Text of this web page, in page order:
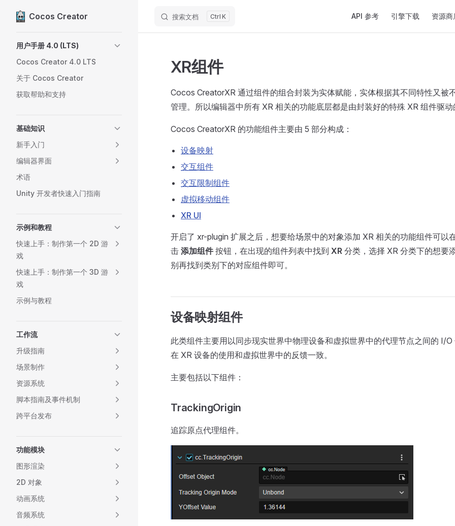
Skip to content
Cocos Creator 搜索文档 K API 参考 引擎下载 资源商
用户手册 4.0 (LTS)
Cocos Creator 4.0 LTS
关于 Cocos Creator
获取帮助和支持
基础知识
新手入门
编辑器界面
术语
Unity 开发者快速入门指南
示例和教程
快速上手：制作第一个 2D 游
戏
快速上手：制作第一个 3D 游
戏
示例与教程
工作流
升级指南
场景制作
资源系统
脚本指南及事件机制
跨平台发布
功能模块
图形渲染
2D 对象
动画系统
音频系统
XR组件
Cocos CreatorXR 通过组件的组合封装为实体赋能，实体根据其不同特性又被
管理。所以编辑器中所有 XR 相关的功能底层都是由封装好的特殊 XR 组件驱动
Cocos CreatorXR 的功能组件主要由 5 部分构成：
设备映射
交互组件
交互限制组件
虚拟移动组件
XR UI
开启了 xr-plugin 扩展之后，想要给场景中的对象添加 XR 相关的功能组件可以
击 添加组件按钮，在出现的组件列表中找到 XR 分类，选择 XR 分类下的想要
别再找到类别下的对应组件即可。
设备映射组件
此类组件主要用以同步现实世界中物理设备和虚拟世界中的代理节点之间的 I/
在 XR 设备的使用和虚拟世界中的反馈一致。
主要包括以下组件：
TrackingOrigin
追踪原点代理组件。